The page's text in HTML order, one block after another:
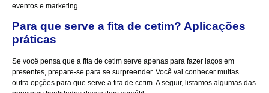
eventos e marketing.
Para que serve a fita de cetim? Aplicações
práticas
Se você pensa que a fita de cetim serve apenas para fazer laços em
presentes, prepare-se para se surpreender. Você vai conhecer muitas
outra opções para que serve a fita de cetim. A seguir, listamos algumas das